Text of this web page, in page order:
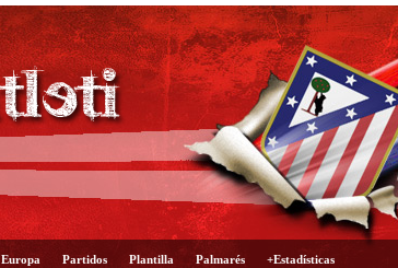
Europa Partidos Plantilla Palmarés +Estadísticas